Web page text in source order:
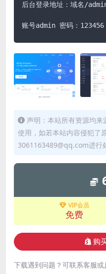
后台登录地址：域名/
账号admin 密码：123456
声明：本站所有资源均
使用，如若本站内容侵犯了
3061163489@qq.com进行
VIP会员
免费
购
下载遇到问题？可联系客服或